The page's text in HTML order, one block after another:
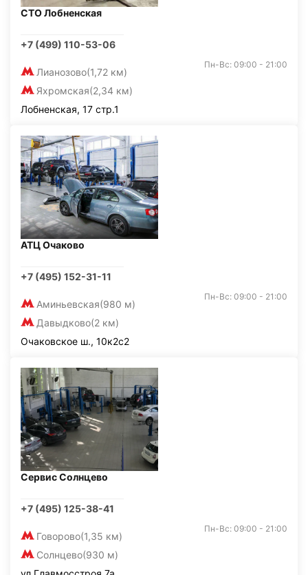
СТО Лобненская
+7 (499) 110-53-06
Лианозово(1,72 км)
Яхромская(2,34 км)
Пн-Вс: 09:00 - 21:00
Лобненская, 17 стр.1
АТЦ Очаково
+7 (495) 152-31-11
Аминьевская(980 м)
Давыдково(2 км)
Пн-Вс: 09:00 - 21:00
Очаковское ш., 10к2с2
Сервис Солнцево
+7 (495) 125-38-41
Говорово(1,35 км)
Солнцево(930 м)
Пн-Вс: 09:00 - 21:00